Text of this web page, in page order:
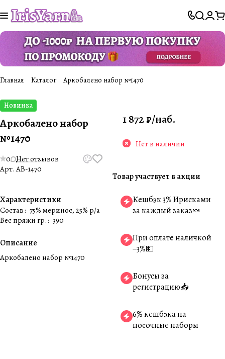
Главная Каталог Аркобалено набор №1470
Новинка
Аркобалено набор
№1470
0 Нет отзывов
Арт.AB-1470
Характеристики
Состав: 75% меринос, 25% p/a
Вес пряжи гр.: 390
Описание
Аркобалено набор №1470
1 872 ₽/наб.
Нет в наличии
Товар участвует в акции
Кешбэк 3% Ирисками
за каждый заказ🍬
При оплате наличкой
−3%💵
Бонусы за
регистрацию📥
6% кешбэка на
носочные наборы